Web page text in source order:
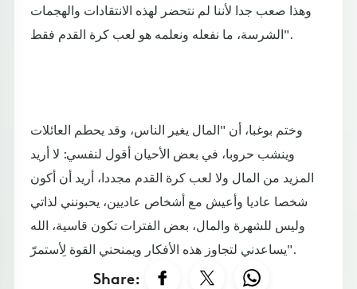
وهذا صعب جدا لأننا لم نتحضر لهذه الانتقادات والهجمات
الشرسة، ما نفعله ونعلمه هو لعب كرة القدم فقط".
وختم بوغبا، أن "المال يغير الناس، وقد يحطم العائلات
وينشب حروبا، في بعض الأحيان أقول لنفسي: لا أريد
المزيد من المال ولا لعب كرة القدم مجددا، أريد أن أكون
شخصا عاديا وأعيش مع أشخاص عاديين، يحبونني لذاتي
وليس للشهرة والمال، بعض الفترات تكون قاسية، الله
يساعدني لتجاوز هذه الأفكار ويمنحني القوة لِأستمرّ".
Share: